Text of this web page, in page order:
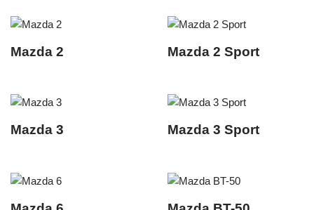
Mazda 2 Mazda 2 Sport
Mazda 3 Mazda 3 Sport